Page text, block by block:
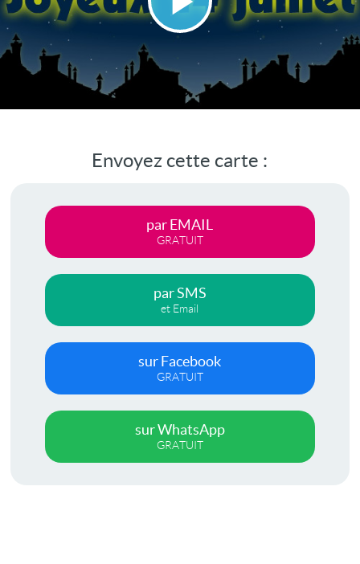
Lire
la
vidéo
Envoyez cette carte :
par EMAIL
GRATUIT
par SMS
et Email
sur Facebook
GRATUIT
sur WhatsApp
GRATUIT